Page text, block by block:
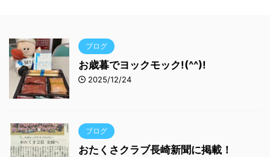
ブログ
お歳暮でヨックモック!(^^)!
2025/12/24
ブログ
おたくさクラブ長崎新聞に掲載！